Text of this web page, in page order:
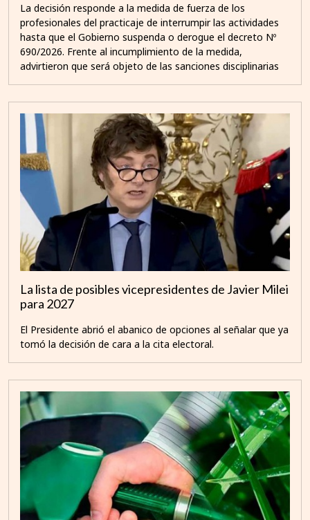
La decisión responde a la medida de fuerza de los
profesionales del practicaje de interrumpir las actividades
hasta que el Gobierno suspenda o derogue el decreto Nº
690/2026. Frente al incumplimiento de la medida,
advirtieron que será objeto de las sanciones disciplinarias
La lista de posibles vicepresidentes de Javier Milei
para 2027
El Presidente abrió el abanico de opciones al señalar que ya
tomó la decisión de cara a la cita electoral.